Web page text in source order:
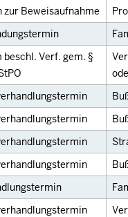
zur Beweisaufnahme
beschl. Verf. gem. §